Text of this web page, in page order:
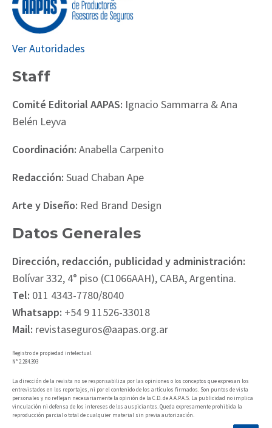
Ver Autoridades
Staff
Comité Editorial AAPAS: Ignacio Sammarra & Ana
Belén Leyva
Coordinación: Anabella Carpenito
Redacción: Suad Chaban Ape
Arte y Diseño: Red Brand Design
Datos Generales
Dirección, redacción, publicidad y administración:
Bolívar 332, 4° piso (C1066AAH), CABA, Argentina.
Tel: 011 4343-7780/8040
Whatsapp: +54 9 11526-33018
Mail: revistaseguros@aapas.org.ar
Registro de propiedad intelectual
N° 2.284.393
La dirección de la revista no se responsabiliza por las opiniones o los conceptos que expresan los
entrevistados en los reportajes, ni por el contenido de los artículos firmados. Son puntos de vista
personales y no reflejan necesariamente la opinión de la C.D. de A.A.P.A.S. La publicidad no implica
vinculación ni defensa de los intereses de los auspiciantes. Queda expresamente prohibida la
reproducción parcial o total de cualquier material sin previa autorización.